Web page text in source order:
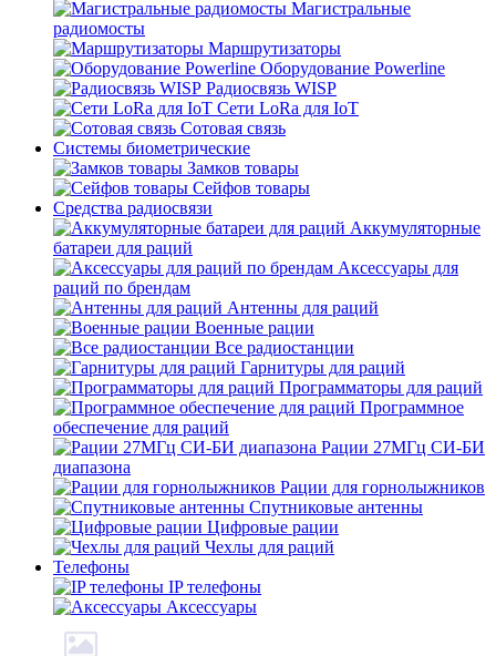
Магистральные
радиомосты
Маршрутизаторы
Оборудование Powerline
Радиосвязь WISP
Сети LoRa для IoT
Сотовая связь
Системы биометрические
Замков товары
Сейфов товары
Средства радиосвязи
Аккумуляторные
батареи для раций
Аксессуары для
раций по брендам
Антенны для раций
Военные рации
Все радиостанции
Гарнитуры для раций
Программаторы для раций
Программное
обеспечение для раций
Рации 27МГц СИ-БИ
диапазона
Рации для горнолыжников
Спутниковые антенны
Цифровые рации
Чехлы для раций
Телефоны
IP телефоны
Аксессуары